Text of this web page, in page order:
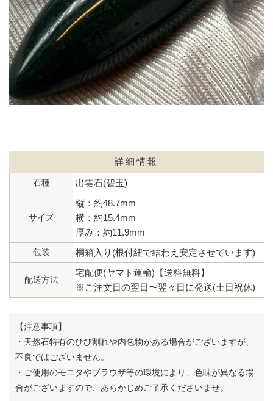
詳細情報
石種 出雲石(碧玉)
サイズ
縦：約48.7mm
横：約15.4mm
厚み：約11.9mm
包装
桐箱入り(根付紐で結わえ安定させています)
配送方法
宅配便(ヤマト運輸)【送料無料】
※ご注文日の翌日〜翌々日に発送(土日祝休)
【注意事項】
・天然石特有のひび割れや内包物がある場合がございますが、
不良ではございません。
・ご使用のモニタやブラウザ等の環境により、色味が異なる場
合がございますので、あらかじめご了承くださいませ。